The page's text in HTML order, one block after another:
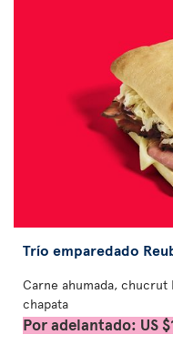
Trío emparedado
Carne ahumada, chucrut
chapata
Por adelantado: US